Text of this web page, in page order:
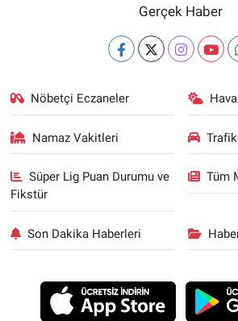
Gerçek Haber
Nöbetçi Eczaneler
Namaz Vakitleri
Süper Lig Puan Durumu ve
Fikstür
Tüm
Son Dakika Haberleri